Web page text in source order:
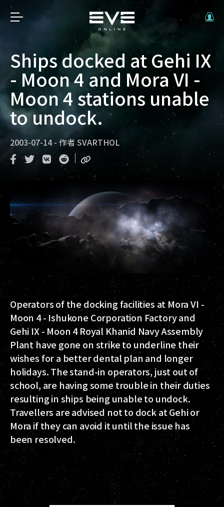
Ships docked at Gehi IX
- Moon 4 and Mora VI -
Moon 4 stations unable
to undock.
2003-07-14 - 作者SVARTHOL
Operators of the docking facilities at Mora VI -
Moon 4 - Ishukone Corporation Factory and
Gehi IX - Moon 4 Royal Khanid Navy Assembly
Plant have gone on strike to underline their
wishes for a better dental plan and longer
holidays. The stand-in operators, just out of
school, are having some trouble in their duties
resulting in ships being unable to undock.
Travellers are advised not to dock at Gehi or
Mora if they can avoid it until the issue has
been resolved.